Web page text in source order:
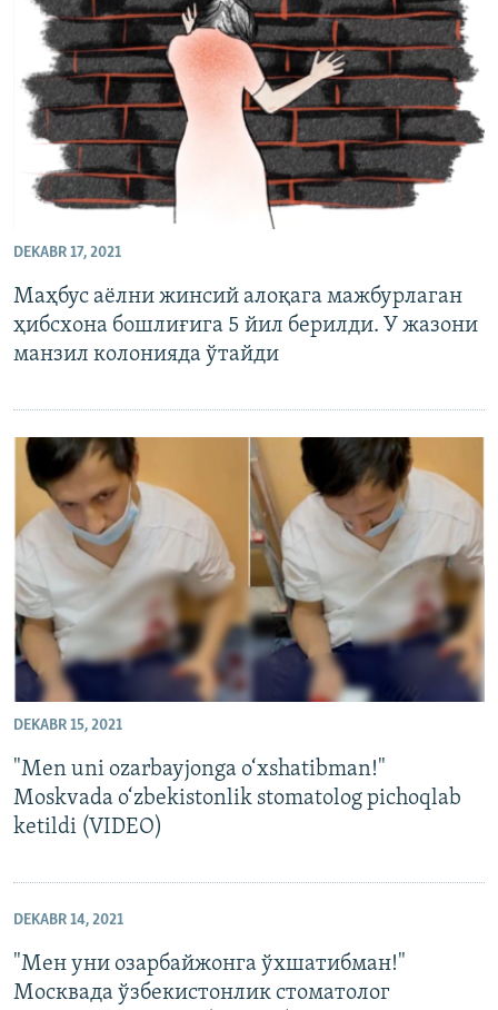
DEKABR 17, 2021
Маҳбус аёлни жинсий алоқага мажбурлаган
ҳибсхона бошлиғига 5 йил берилди. У жазони
манзил колонияда ўтайди
DEKABR 15, 2021
"Men uni ozarbayjonga o‘xshatibman!"
Moskvada o‘zbekistonlik stomatolog pichoqlab
ketildi (VIDEO)
DEKABR 14, 2021
"Мен уни озарбайжонга ўхшатибман!"
Москвада ўзбекистонлик стоматолог